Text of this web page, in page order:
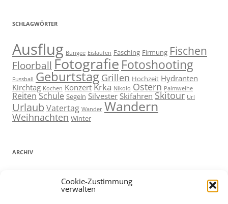
Cookie-Zustimmung
verwalten
SCHLAGWÖRTER
Ausflug Bungee Eislaufen Fasching Firmung Fischen
Floorball Fotografie Fotoshooting
Fussball Geburtstag Grillen Hochzeit Hydranten
Kirchtag Kochen Konzert Krka Nikolo Ostern Palmweihe
Reiten Schule Segeln Silvester Skifahren Skitour Url
Urlaub Vatertag Wander Wandern
Weihnachten Winter
ARCHIV